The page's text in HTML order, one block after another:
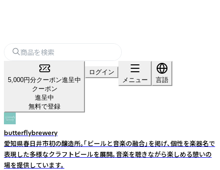
5,000円分クーポン進呈中
クーポン
進呈中
無料で登録
ログイン
メニュー
言語
butterflybrewery
愛知県春日井市初の醸造所。「ビールと音楽の融合」を掲げ、個性を楽器名で
表現した多様なクラフトビールを展開。音楽を聴きながら楽しめる憩いの
場を提供しています。